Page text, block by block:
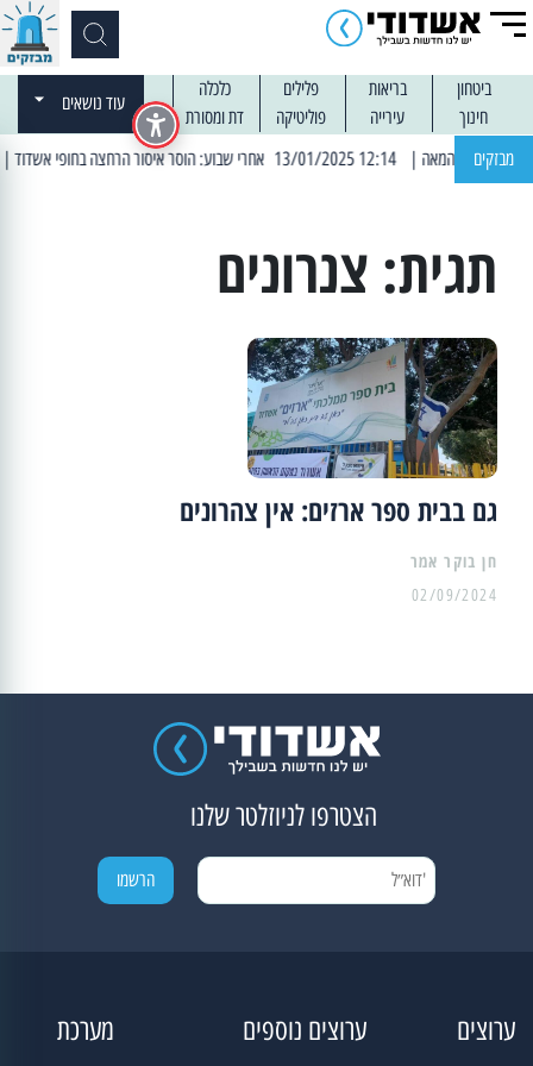
ביטחון בריאות פלילים
כלכלה
חינוך
עירייה פוליטיקה דת ומסורת
עוד נושאים
מבזקים | 12:14 13/01/2025 אחרי שבוע: הוסר איסור הרחצה בחופי אשדוד | 13:04 14/01/2025 עובדים בלילות:
תגית: צנרונים
גם בבית ספר ארזים: אין צהרונים
02/09/2024
הצטרפו לניוזלטר שלנו
ערוצים ערוצים נוספים מערכת